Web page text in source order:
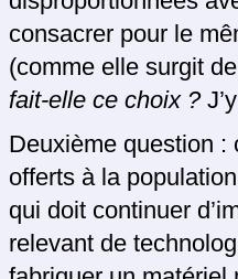
consacrer pour le
(comme elle surgit
fait-elle ce choix ?
Deuxième question :
offerts à la
qui doit continuer
relevant de